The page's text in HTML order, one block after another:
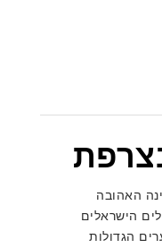
האהובה
הישראלים
הגדולות